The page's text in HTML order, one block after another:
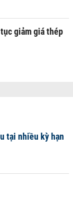
giảm giá thép
tại nhiều kỳ hạn